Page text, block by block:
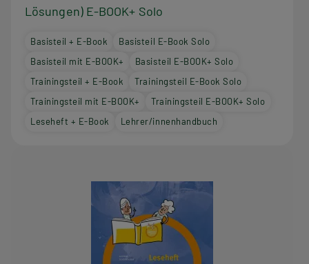
Lösungen) E-BOOK+ Solo
Basisteil + E-Book
Basisteil E-Book Solo
Basisteil mit E-BOOK+
Basisteil E-BOOK+ Solo
Trainingsteil + E-Book
Trainingsteil E-Book Solo
Trainingsteil mit E-BOOK+
Trainingsteil E-BOOK+ Solo
Leseheft + E-Book
Lehrer/innenhandbuch